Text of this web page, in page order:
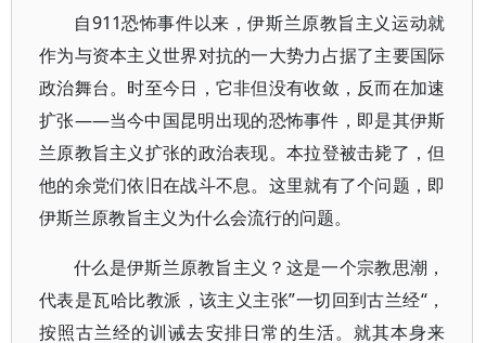
自911恐怖事件以来，伊斯兰原教旨主义运动就
作为与资本主义世界对抗的一大势力占据了主要国际
政治舞台。时至今日，它非但没有收敛，反而在加速
扩张——当今中国昆明出现的恐怖事件，即是其伊斯
兰原教旨主义扩张的政治表现。本拉登被击毙了，但
他的余党们依旧在战斗不息。这里就有了个问题，即
伊斯兰原教旨主义为什么会流行的问题。
什么是伊斯兰原教旨主义？这是一个宗教思潮，
代表是瓦哈比教派，该主义主张”一切回到古兰经“，
按照古兰经的训诫去安排日常的生活。就其本身来